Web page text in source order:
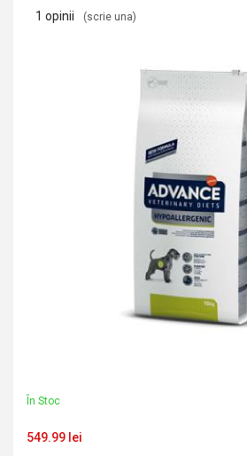
1 opinii (scrie una)
În Stoc
549.99 lei